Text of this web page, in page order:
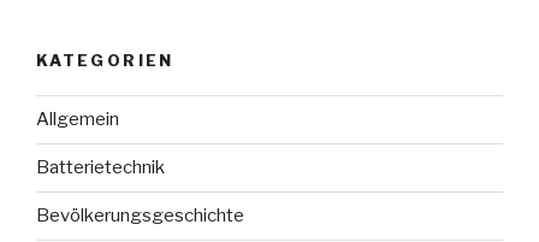
KATEGORIEN
Allgemein
Batterietechnik
Bevölkerungsgeschichte